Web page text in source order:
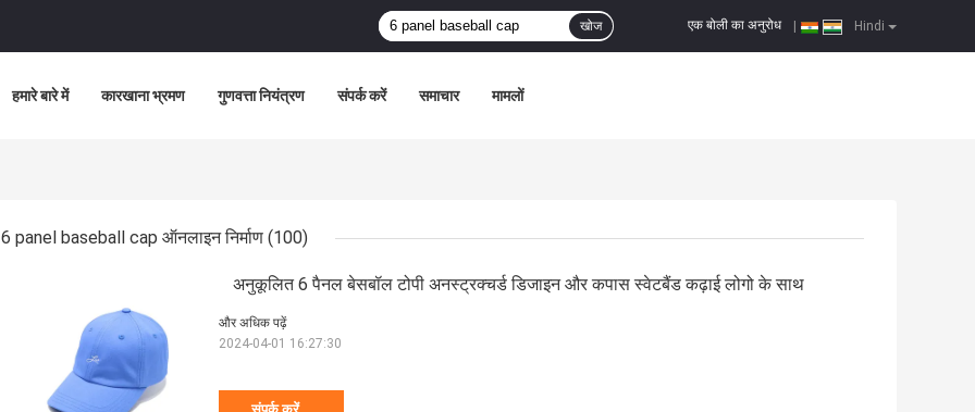
Hindi
एक बोली का अनुरोध
खोज
हमारे बारे में कारखाना भ्रमण गुणवत्ता नियंत्रण संपर्क करें समाचार मामलों
6 panel baseball cap ऑनलाइन निर्माण (100)
अनुकूलित 6 पैनल बेसबॉल टोपी अनस्ट्रक्चर्ड डिजाइन और कपास स्वेटबैंड कढ़ाई लोगो के साथ
और अधिक पढ़ें
2024-04-01 16:27:30